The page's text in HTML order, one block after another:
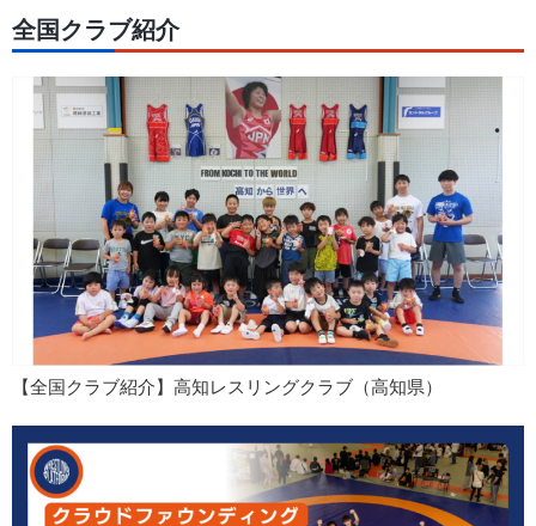
全国クラブ紹介
【全国クラブ紹介】高知レスリングクラブ（高知県）